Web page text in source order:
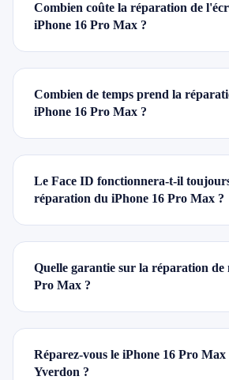
Combien coûte la réparation de
iPhone 16 Pro Max ?
Combien de temps prend la
iPhone 16 Pro Max ?
Le Face ID fonctionnera-t-il
réparation du iPhone 16 Pro Max ?
Quelle garantie sur la réparation de
Pro Max ?
Réparez-vous le iPhone 16 Pro Max
Yverdon ?